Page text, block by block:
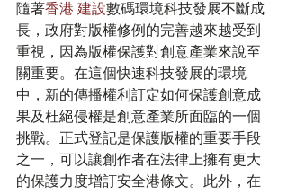
隨著香港 建設數碼環境科技發展不斷成
長，政府對版權修例的完善越來越受到
重視，因為版權保護對創意產業來說至
關重要。在這個快速科技發展的環境
中，新的傳播權利訂定如何保護創意成
果及杜絕侵權是創意產業所面臨的一個
挑戰。正式登記是保護版權的重要手段
之一，可以讓創作者在法律上擁有更大
的保護力度增訂安全港條文。此外，在